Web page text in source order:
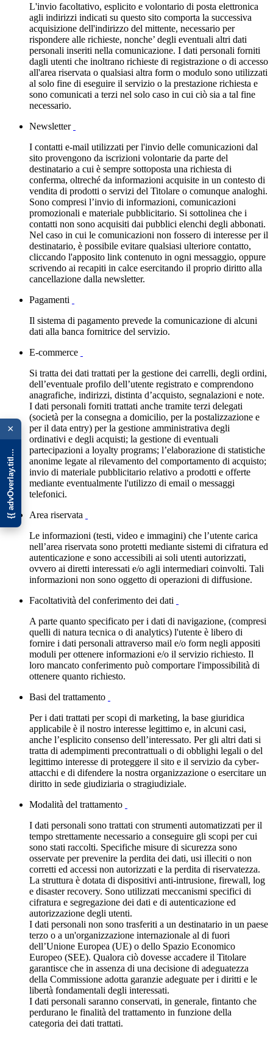
×
{{ advOverlay.title || 'Promo' }}
L'invio facoltativo, esplicito e volontario di posta elettronica
agli indirizzi indicati su questo sito comporta la successiva
acquisizione dell'indirizzo del mittente, necessario per
rispondere alle richieste, nonche’ degli eventuali altri dati
personali inseriti nella comunicazione. I dati personali forniti
dagli utenti che inoltrano richieste di registrazione o di accesso
all'area riservata o qualsiasi altra form o modulo sono utilizzati
al solo fine di eseguire il servizio o la prestazione richiesta e
sono comunicati a terzi nel solo caso in cui ciò sia a tal fine
necessario.
Newsletter
I contatti e-mail utilizzati per l'invio delle comunicazioni dal
sito provengono da iscrizioni volontarie da parte del
destinatario a cui è sempre sottoposta una richiesta di
conferma, oltreché da informazioni acquisite in un contesto di
vendita di prodotti o servizi del Titolare o comunque analoghi.
Sono compresi l’invio di informazioni, comunicazioni
promozionali e materiale pubblicitario. Si sottolinea che i
contatti non sono acquisiti dai pubblici elenchi degli abbonati.
Nel caso in cui le comunicazioni non fossero di interesse per il
destinatario, è possibile evitare qualsiasi ulteriore contatto,
cliccando l'apposito link contenuto in ogni messaggio, oppure
scrivendo ai recapiti in calce esercitando il proprio diritto alla
cancellazione dalla newsletter.
Pagamenti
Il sistema di pagamento prevede la comunicazione di alcuni
dati alla banca fornitrice del servizio.
E-commerce
Si tratta dei dati trattati per la gestione dei carrelli, degli ordini,
dell’eventuale profilo dell’utente registrato e comprendono
anagrafiche, indirizzi, distinta d’acquisto, segnalazioni e note.
I dati personali forniti trattati anche tramite terzi delegati
(società per la consegna a domicilio, per la postalizzazione e
per il data entry) per la gestione amministrativa degli
ordinativi e degli acquisti; la gestione di eventuali
partecipazioni a loyalty programs; l’elaborazione di statistiche
anonime legate al rilevamento del comportamento di acquisto;
invio di materiale pubblicitario relativo a prodotti e offerte
mediante eventualmente l'utilizzo di email o messaggi
telefonici.
Area riservata
Le informazioni (testi, video e immagini) che l’utente carica
nell’area riservata sono protetti mediante sistemi di cifratura ed
autenticazione e sono accessibili ai soli utenti autorizzati,
ovvero ai diretti interessati e/o agli intermediari coinvolti. Tali
informazioni non sono oggetto di operazioni di diffusione.
Facoltatività del conferimento dei dati
A parte quanto specificato per i dati di navigazione, (compresi
quelli di natura tecnica o di analytics) l'utente è libero di
fornire i dati personali attraverso mail e/o form negli appositi
moduli per ottenere informazioni e/o il servizio richiesto. Il
loro mancato conferimento può comportare l'impossibilità di
ottenere quanto richiesto.
Basi del trattamento
Per i dati trattati per scopi di marketing, la base giuridica
applicabile è il nostro interesse legittimo e, in alcuni casi,
anche l’esplicito consenso dell’interessato. Per gli altri dati si
tratta di adempimenti precontrattuali o di obblighi legali o del
legittimo interesse di proteggere il sito e il servizio da cyber-
attacchi e di difendere la nostra organizzazione o esercitare un
diritto in sede giudiziaria o stragiudiziale.
Modalità del trattamento
I dati personali sono trattati con strumenti automatizzati per il
tempo strettamente necessario a conseguire gli scopi per cui
sono stati raccolti. Specifiche misure di sicurezza sono
osservate per prevenire la perdita dei dati, usi illeciti o non
corretti ed accessi non autorizzati e la perdita di riservatezza.
La struttura è dotata di dispositivi anti-intrusione, firewall, log
e disaster recovery. Sono utilizzati meccanismi specifici di
cifratura e segregazione dei dati e di autenticazione ed
autorizzazione degli utenti.
I dati personali non sono trasferiti a un destinatario in un paese
terzo o a un'organizzazione internazionale al di fuori
dell’Unione Europea (UE) o dello Spazio Economico
Europeo (SEE). Qualora ciò dovesse accadere il Titolare
garantisce che in assenza di una decisione di adeguatezza
della Commissione adotta garanzie adeguate per i diritti e le
libertà fondamentali degli interessati.
I dati personali saranno conservati, in generale, fintanto che
perdurano le finalità del trattamento in funzione della
categoria dei dati trattati.